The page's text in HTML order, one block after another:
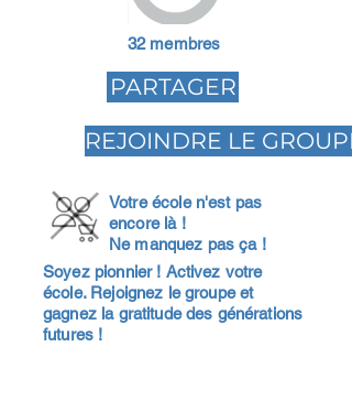
32 membres
PARTAGER
REJOINDRE LE GROUPE
Votre école n'est pas
encore là !
Ne manquez pas ça !
Soyez pionnier ! Activez votre
école. Rejoignez le groupe et
gagnez la gratitude des générations
futures !